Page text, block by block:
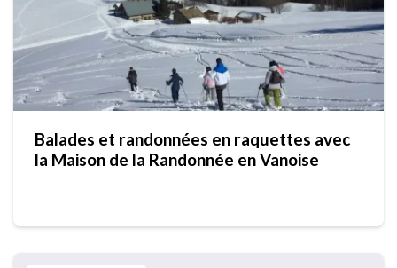
Balades et randonnées en raquettes avec
la Maison de la Randonnée en Vanoise